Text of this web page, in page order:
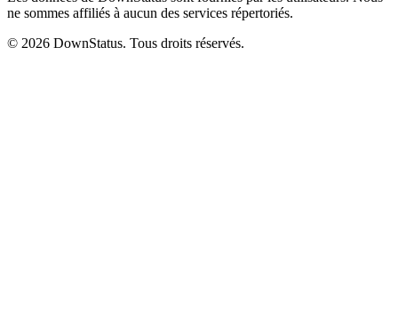
ne sommes affiliés à aucun des services répertoriés.
© 2026 DownStatus. Tous droits réservés.